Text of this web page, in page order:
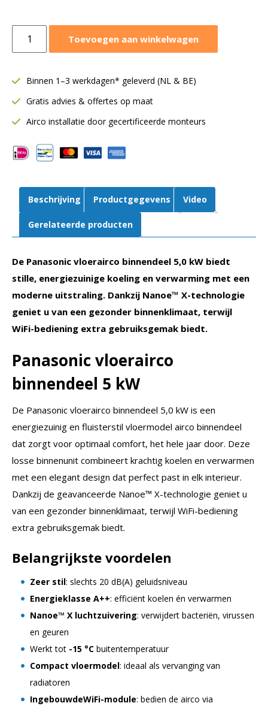
vloerairco
kW
Binnendeel
|
CZ50CFEAW
aantal
Toevoegen aan winkelwagen
Binnen 1–3 werkdagen* geleverd (NL & BE)
Gratis advies & offertes op maat
Airco installatie door gecertificeerde monteurs
Beschrijving Productgegevens Video
Gerelateerde producten
De Panasonic vloerairco binnendeel 5,0 kW biedt
stille, energiezuinige koeling en verwarming met een
moderne uitstraling. Dankzij Nanoe™ X-technologie
geniet u van een gezonder binnenklimaat, terwijl
WiFi-bediening extra gebruiksgemak biedt.
Panasonic vloerairco
binnendeel 5 kW
De Panasonic vloerairco binnendeel 5,0 kW is een
energiezuinig en fluisterstil vloermodel airco binnendeel
dat zorgt voor optimaal comfort, het hele jaar door. Deze
losse binnenunit combineert krachtig koelen en verwarmen
met een elegant design dat perfect past in elk interieur.
Dankzij de geavanceerde Nanoe™ X-technologie geniet u
van een gezonder binnenklimaat, terwijl WiFi-bediening
extra gebruiksgemak biedt.
Belangrijkste voordelen
Zeer stil: slechts 20 dB(A) geluidsniveau
Energieklasse A++: efficiënt koelen én verwarmen
Nanoe™ X luchtzuivering: verwijdert bacteriën, virussen
en geuren
Werkt tot -15 °C buitentemperatuur
Compact vloermodel: ideaal als vervanging van
radiatoren
IngebouwdeWiFi-module: bedien de airco via